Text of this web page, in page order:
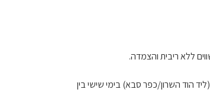
בתיאום מראש מאלישמע, הנרקיס 5 (ליד הוד השרון/כפר סבא) בימי שישי בין